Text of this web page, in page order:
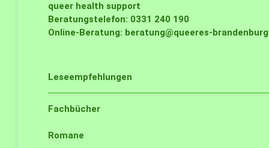
queer health support
Beratungstelefon: 0331 240 190
Online-Beratung: beratung@queeres-
Leseempfehlungen
Fachbücher
Romane